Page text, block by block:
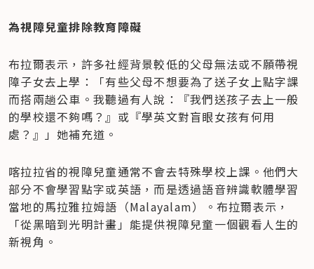
為視障兒童排除教育障礙
布拉爾表示，許多社經背景較低的父母無法或不願帶視
障子女去上學：「有些父母不想要為了送子女上點字課
而搭兩趟公車。我聽過有人說：『我們送孩子去上一般
的學校還不夠嗎？』或『學英文對盲眼女孩有何用
處？』」她補充道。
喀拉拉省的視障兒童通常不會去特殊學校上課。他們大
部分不會學習點字或英語，而是透過語音辨識軟體學習
當地的馬拉雅拉姆語（Malayalam）。布拉爾表示，
「從黑暗到光明計畫」能提供視障兒童一個觀看人生的
新視角。